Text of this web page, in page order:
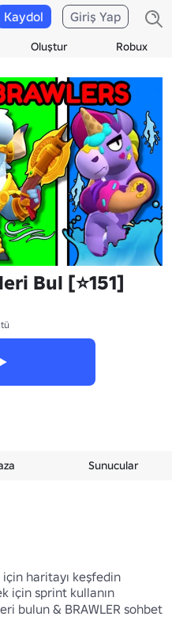
Oluştur Robux
Kaydol Giriş Yap
Bul [⭐151]
Sunucular
için haritayı keşfedin
için sprint kullanın
bulun & BRAWLER sohbet